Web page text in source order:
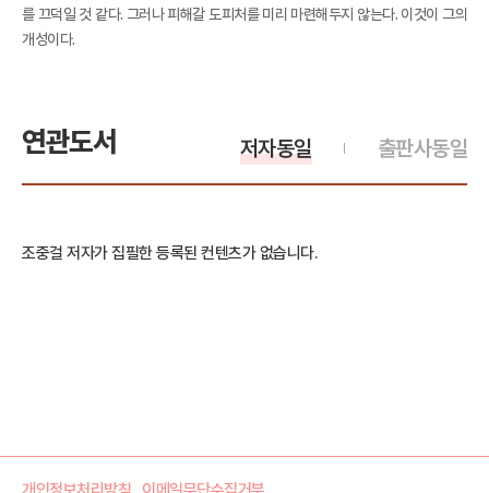
를 끄덕일 것 같다. 그러나 피해갈 도피처를 미리 마련해두지 않는다. 이것이 그의
개성이다.
연관도서 출판사동일
저자동일
조중걸 저자가 집필한 등록된 컨텐츠가 없습니다.